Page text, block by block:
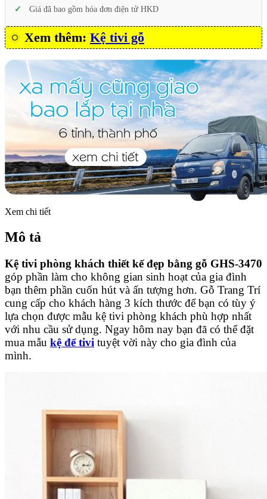
Giá đã bao gồm hóa đơn điện tử HKD
Xem thêm: Kệ tivi gỗ
Xem chi tiết
Mô tả
Kệ tivi phòng khách thiết kế đẹp bằng gỗ GHS-3470
góp phần làm cho không gian sinh hoạt của gia đình
bạn thêm phần cuốn hút và ấn tượng hơn. Gỗ Trang Trí
cung cấp cho khách hàng 3 kích thước để bạn có tùy ý
lựa chọn được mẫu kệ tivi phòng khách phù hợp nhất
với nhu cầu sử dụng. Ngay hôm nay bạn đã có thể đặt
mua mẫu kệ để tivi tuyệt vời này cho gia đình của
mình.